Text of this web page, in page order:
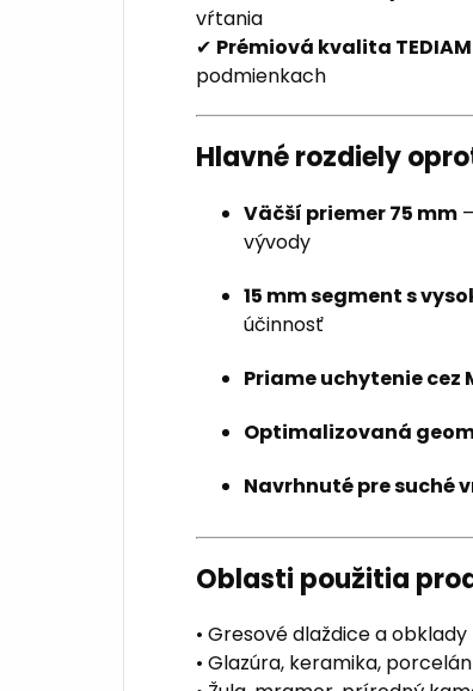
vŕtania
✔ Prémiová kvalita TEDIAM
podmienkach
Hlavné rozdiely
Väčší priemer 75 mm
vývody
15 mm segment s
účinnosť
Priame uchytenie cez
Optimalizovaná
Navrhnuté pre suché
Oblasti použitia
• Gresové dlaždice a obklady
• Glazúra, keramika, porcelán